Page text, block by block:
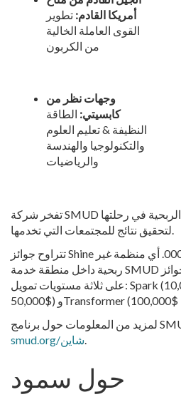
أمريكا القادم: تطوير
القوى العاملة الخالية
من الكربون
وجهات نظر من
كابسيتي: الطاقة
النظيفة & تعليم العلوم
والتكنولوجيا والهندسة
والرياضيات
تفخر شركة SMUD بدعم هذه المنظمات غير الربحية في رحلتها
لتحقيق نتائج للمجتمعات التي تخدمها.
تتراوح جوائز Shine من $1 ، 000 إلى $100 ، 000. أي منظمة غير
ربحية داخل منطقة خدمة SMUD مؤهلة للتقديم. تتوفر جوائز Shine
على ثلاثة مستويات تمويل: Spark (حتى $10,000), Amplifier (حتى
smud.org/شاين.
حول سمود